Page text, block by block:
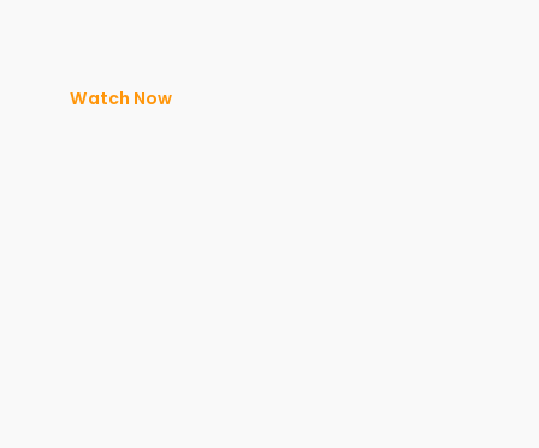
Watch Now